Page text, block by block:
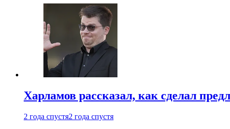
Харламов рассказал, как сделал
2 года спустя2 года спустя